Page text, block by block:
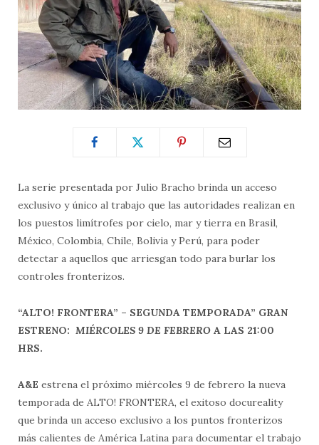
La serie presentada por Julio Bracho brinda un acceso
exclusivo y único al trabajo que las autoridades realizan en
los puestos limítrofes por cielo, mar y tierra en Brasil,
México, Colombia, Chile, Bolivia y Perú, para poder
detectar a aquellos que arriesgan todo para burlar los
controles fronterizos.
“ALTO! FRONTERA” – SEGUNDA TEMPORADA” GRAN
ESTRENO: MIÉRCOLES 9 DE FEBRERO A LAS 21:00
HRS.
A&E estrena el próximo miércoles 9 de febrero la nueva
temporada de ALTO! FRONTERA, el exitoso docureality
que brinda un acceso exclusivo a los puntos fronterizos
más calientes de América Latina para documentar el trabajo